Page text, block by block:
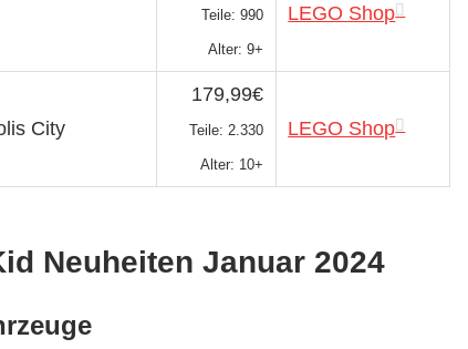
Teile: 990
Alter: 9+
LEGO Shop
City
179,99€
Teile: 2.330
Alter: 10+
LEGO Shop
Neuheiten Januar 2024